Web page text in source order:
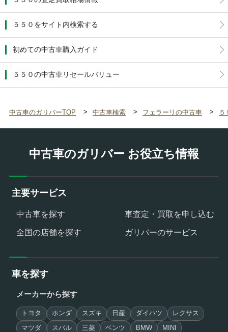
５５０をサイト内検索する
初めての中古車購入ガイド
５５０の中古車リセールバリュー
中古車のガリバーTOP 中古車検索 フェラーリの中古車 ５
中古車のガリバー お役立ち情報
主要サービス
中古車を探す
車査定・買取を申し込む
全国の店舗を探す
ガリバーのサービス
車を探す
メーカーから探す
トヨタ ホンダ スズキ 日産 ダイハツ レクサス
マツダ スバル 三菱 ベンツ BMW MINI